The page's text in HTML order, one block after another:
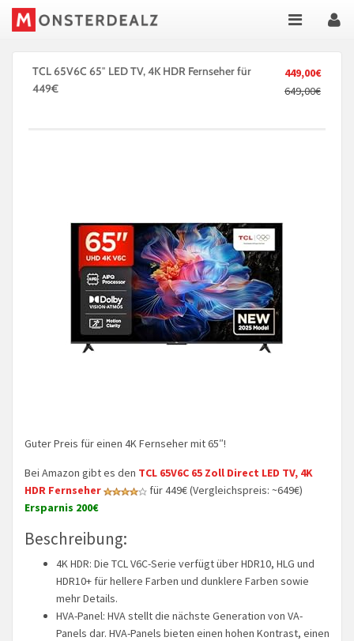
449,00€
649,00€
TCL 65V6C 65″ LED TV, 4K HDR Fernseher für
449€
Guter Preis für einen 4K Fernseher mit 65″!
Bei Amazon gibt es den TCL 65V6C 65 Zoll Direct LED TV, 4K
HDR Fernseher
für 449€ (Vergleichspreis: ~649€)
Ersparnis 200€
Beschreibung:
4K HDR: Die TCL V6C-Serie verfügt über HDR10, HLG und
HDR10+ für hellere Farben und dunklere Farben sowie
mehr Details.
HVA-Panel: HVA stellt die nächste Generation von VA-
Panels dar. HVA-Panels bieten einen hohen Kontrast, einen